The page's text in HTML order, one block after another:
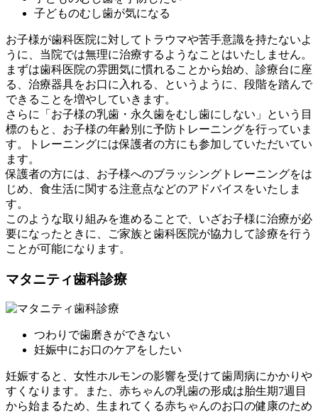
子どものむし歯が気になる
お子様が歯科医院に対してトラウマや苦手意識を持たないよ
うに、当院では無理に治療するようなことはいたしません。
まずは歯科医院の雰囲気に慣れることから始め、診療台に座
る、治療器具をお口に入れる、というように、段階を踏んで
できることを増やしていきます。
さらに「お子様の乳歯・永久歯をむし歯にしない」という目
標のもと、お子様の年齢別に予防トレーニングを行っていま
す。トレーニングには保護者の方にも参加していただいてい
ます。
保護者の方には、お子様へのブラッシングトレーニングをは
じめ、食生活に関する注意点などのアドバイスをいたしま
す。
このような取り組みを進めることで、いざお子様に治療が必
要になったときに、ご家族と歯科医院が協力して診療を行う
ことが可能になります。
マタニティ歯科診療
つわりで歯磨きができない
妊娠中にお口のケアをしたい
妊娠すると、女性ホルモンの影響を受けて歯周病にかかりや
すくなります。また、赤ちゃんの乳歯の形成は胎生期7週目
から始まるため、生まれてくる赤ちゃんのお口の健康のため